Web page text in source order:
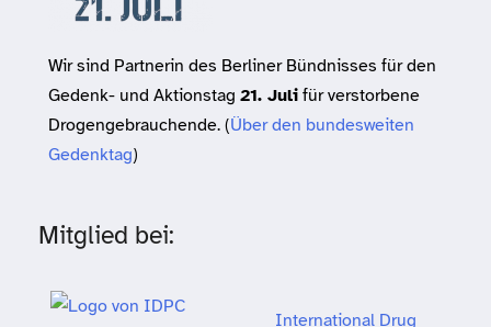
Wir sind Partnerin des Berliner Bündnisses für den
Gedenk- und Aktionstag 21. Julifür verstorbene
Drogengebrauchende. (Über den bundesweiten
Gedenktag)
Mitglied bei:
International Drug